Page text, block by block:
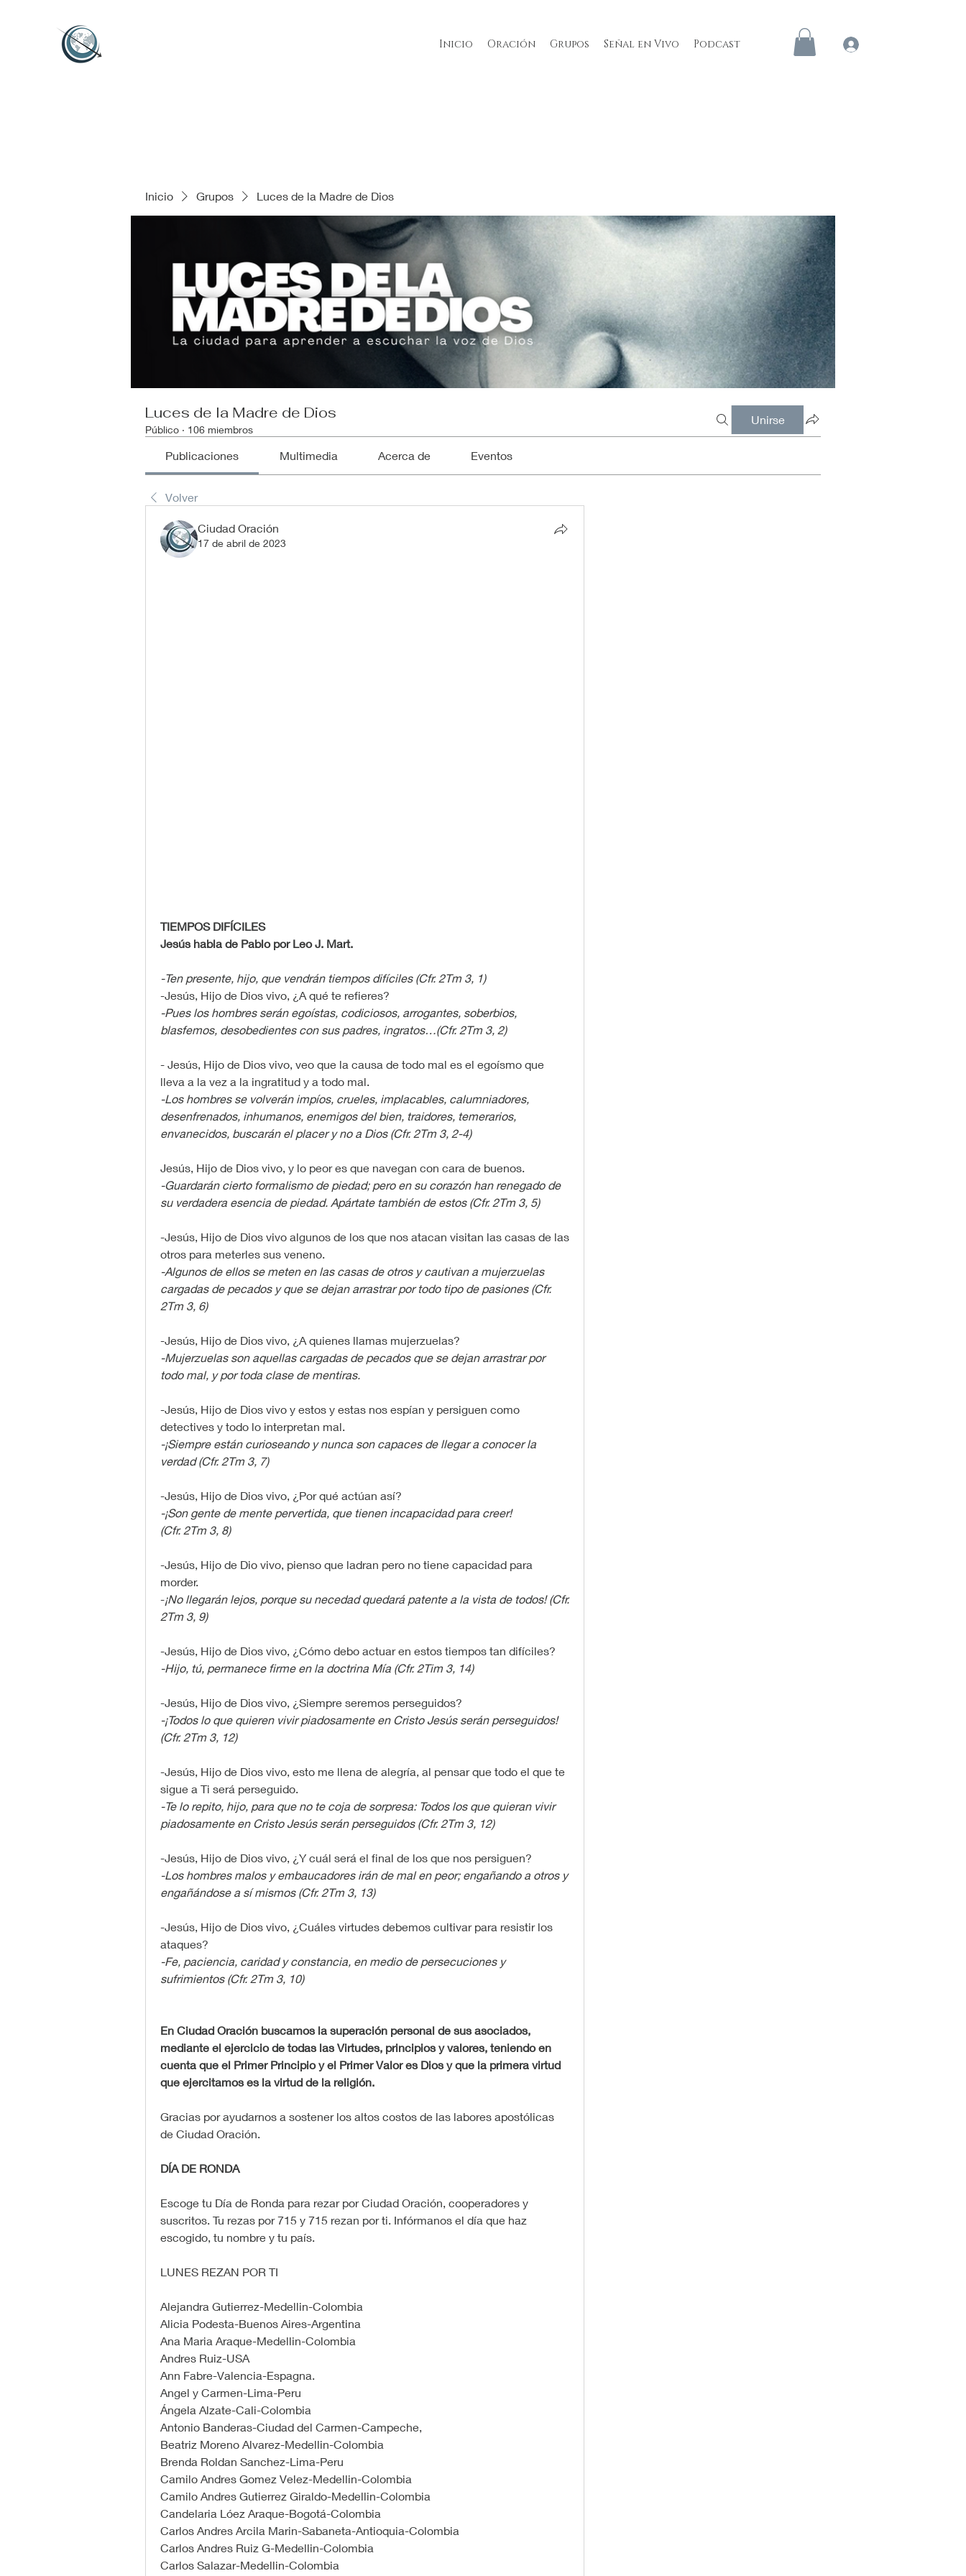
Inicio Oración Grupos Señal en Vivo Podcast
Inicio Grupos Luces de la Madre de Dios
Luces de la Madre de Dios
Público · 106 miembros
Unirse
Publicaciones Multimedia Acerca de Eventos
Volver
Ciudad Oración
17 de abril de 2023
TIEMPOS DIFÍCILES
Jesús habla de Pablo por Leo J. Mart.
-Ten presente, hijo, que vendrán tiempos difíciles (Cfr. 2Tm 3, 1)
-Jesús, Hijo de Dios vivo, ¿A qué te refieres?
-Pues los hombres serán egoístas, codiciosos, arrogantes, soberbios,
blasfemos, desobedientes con sus padres, ingratos…(Cfr. 2Tm 3, 2)
- Jesús, Hijo de Dios vivo, veo que la causa de todo mal es el egoísmo que
lleva a la vez a la ingratitud y a todo mal.
-Los hombres se volverán impíos, crueles, implacables, calumniadores,
desenfrenados, inhumanos, enemigos del bien, traidores, temerarios,
envanecidos, buscarán el placer y no a Dios (Cfr. 2Tm 3, 2-4)
Jesús, Hijo de Dios vivo, y lo peor es que navegan con cara de buenos.
-Guardarán cierto formalismo de piedad; pero en su corazón han renegado de
su verdadera esencia de piedad. Apártate también de estos (Cfr. 2Tm 3, 5)
-Jesús, Hijo de Dios vivo algunos de los que nos atacan visitan las casas de las
otros para meterles sus veneno.
-Algunos de ellos se meten en las casas de otros y cautivan a mujerzuelas
cargadas de pecados y que se dejan arrastrar por todo tipo de pasiones (Cfr.
2Tm 3, 6)
-Jesús, Hijo de Dios vivo, ¿A quienes llamas mujerzuelas?
-Mujerzuelas son aquellas cargadas de pecados que se dejan arrastrar por
todo mal, y por toda clase de mentiras.
-Jesús, Hijo de Dios vivo y estos y estas nos espían y persiguen como
detectives y todo lo interpretan mal.
-¡Siempre están curioseando y nunca son capaces de llegar a conocer la
verdad (Cfr. 2Tm 3, 7)
-Jesús, Hijo de Dios vivo, ¿Por qué actúan así?
-¡Son gente de mente pervertida, que tienen incapacidad para creer!
(Cfr. 2Tm 3, 8)
-Jesús, Hijo de Dio vivo, pienso que ladran pero no tiene capacidad para
morder.
-¡No llegarán lejos, porque su necedad quedará patente a la vista de todos! (Cfr.
2Tm 3, 9)
-Jesús, Hijo de Dios vivo, ¿Cómo debo actuar en estos tiempos tan difíciles?
-Hijo, tú, permanece firme en la doctrina Mía (Cfr. 2Tim 3, 14)
-Jesús, Hijo de Dios vivo, ¿Siempre seremos perseguidos?
-¡Todos lo que quieren vivir piadosamente en Cristo Jesús serán perseguidos!
(Cfr. 2Tm 3, 12)
-Jesús, Hijo de Dios vivo, esto me llena de alegría, al pensar que todo el que te
sigue a Ti será perseguido.
-Te lo repito, hijo, para que no te coja de sorpresa: Todos los que quieran vivir
piadosamente en Cristo Jesús serán perseguidos (Cfr. 2Tm 3, 12)
-Jesús, Hijo de Dios vivo, ¿Y cuál será el final de los que nos persiguen?
-Los hombres malos y embaucadores irán de mal en peor; engañando a otros y
engañándose a sí mismos (Cfr. 2Tm 3, 13)
-Jesús, Hijo de Dios vivo, ¿Cuáles virtudes debemos cultivar para resistir los
ataques?
-Fe, paciencia, caridad y constancia, en medio de persecuciones y
sufrimientos (Cfr. 2Tm 3, 10)
En Ciudad Oración buscamos la superación personal de sus asociados,
mediante el ejercicio de todas las Virtudes, principios y valores, teniendo en
cuenta que el Primer Principio y el Primer Valor es Dios y que la primera virtud
que ejercitamos es la virtud de la religión.
Gracias por ayudarnos a sostener los altos costos de las labores apostólicas
de Ciudad Oración.
DÍA DE RONDA
Escoge tu Día de Ronda para rezar por Ciudad Oración, cooperadores y
suscritos. Tu rezas por 715 y 715 rezan por ti. Infórmanos el día que haz
escogido, tu nombre y tu país.
LUNES REZAN POR TI
Alejandra Gutierrez-Medellin-Colombia
Alicia Podesta-Buenos Aires-Argentina
Ana Maria Araque-Medellin-Colombia
Andres Ruiz-USA
Ann Fabre-Valencia-Espagna.
Angel y Carmen-Lima-Peru
Ángela Alzate-Cali-Colombia
Antonio Banderas-Ciudad del Carmen-Campeche,
Beatriz Moreno Alvarez-Medellin-Colombia
Brenda Roldan Sanchez-Lima-Peru
Camilo Andres Gomez Velez-Medellin-Colombia
Camilo Andres Gutierrez Giraldo-Medellin-Colombia
Candelaria Lóez Araque-Bogotá-Colombia
Carlos Andres Arcila Marin-Sabaneta-Antioquia-Colombia
Carlos Andres Ruiz G-Medellin-Colombia
Carlos Salazar-Medellin-Colombia